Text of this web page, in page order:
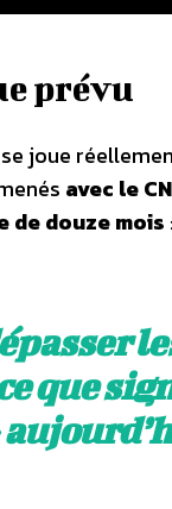
prévu
joue
avec le
de douze mois
que